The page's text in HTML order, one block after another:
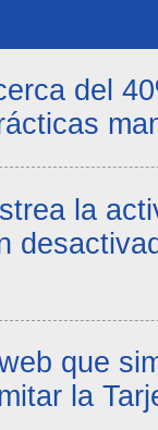
del
la
que
la